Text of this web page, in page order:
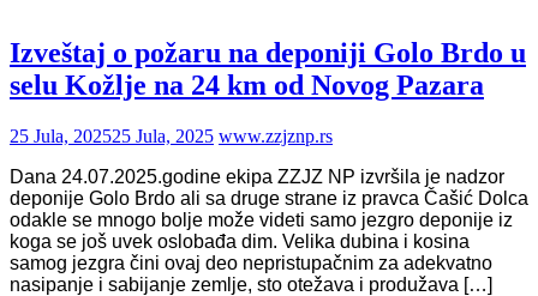
Izveštaj o požaru na deponiji Golo Brdo u
selu Kožlje na 24 km od Novog Pazara
25 Jula, 202525 Jula, 2025 www.zzjznp.rs
Dana 24.07.2025.godine ekipa ZZJZ NP izvršila je nadzor
deponije Golo Brdo ali sa druge strane iz pravca Čašić Dolca
odakle se mnogo bolje može videti samo jezgro deponije iz
koga se još uvek oslobađa dim. Velika dubina i kosina
samog jezgra čini ovaj deo nepristupačnim za adekvatno
nasipanje i sabijanje zemlje, sto otežava i produžava […]